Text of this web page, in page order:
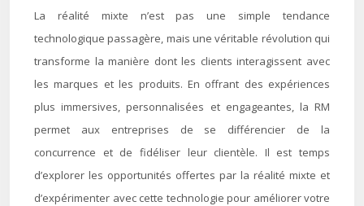
La réalité mixte n’est pas une simple tendance
technologique passagère, mais une véritable révolution qui
transforme la manière dont les clients interagissent avec
les marques et les produits. En offrant des expériences
plus immersives, personnalisées et engageantes, la RM
permet aux entreprises de se différencier de la
concurrence et de fidéliser leur clientèle. Il est temps
d’explorer les opportunités offertes par la réalité mixte et
d’expérimenter avec cette technologie pour améliorer votre